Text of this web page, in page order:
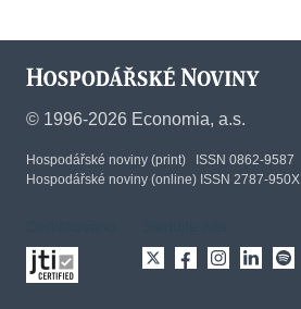
© 1996-2026 Economia, a.s.
Hospodářské noviny (print) ISSN 0862-9587
Hospodářské noviny (online) ISSN 2787-950X